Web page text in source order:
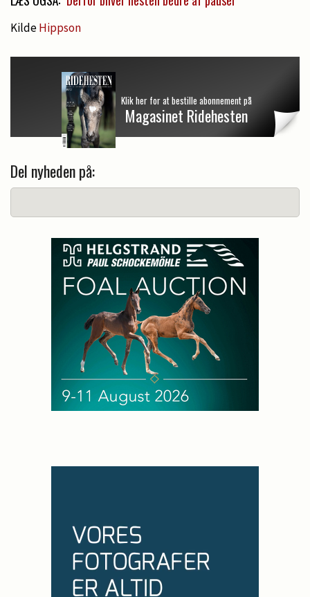
KildeHippson
Klik her for at bestille abonnement på
Magasinet Ridehesten
Del nyheden på: